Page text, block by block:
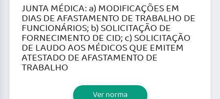
JUNTA MÉDICA: a) MODIFICAÇÕES EM
DIAS DE AFASTAMENTO DE TRABALHO DE
FUNCIONÁRIOS; b) SOLICITAÇÃO DE
FORNECIMENTO DE CID; c) SOLICITAÇÃO
DE LAUDO AOS MÉDICOS QUE EMITEM
ATESTADO DE AFASTAMENTO DE
TRABALHO
Ver norma